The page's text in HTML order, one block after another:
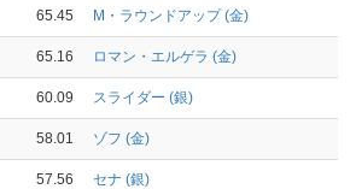
65.45 M・ラウンドアップ (金)
65.16 ロマン・エルゲラ (金)
60.09 スライダー (銀)
58.01 ゾフ (金)
57.56 セナ (銀)